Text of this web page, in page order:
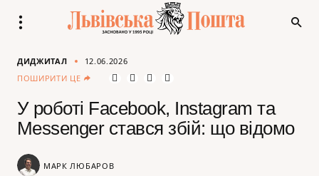
ДИДЖИТАЛ
12.06.2026
ПОШИРИТИ ЦЕ
У роботі Facebook, Instagram та
Messenger стався збій: що відомо
МАРК ЛЮБАРОВ